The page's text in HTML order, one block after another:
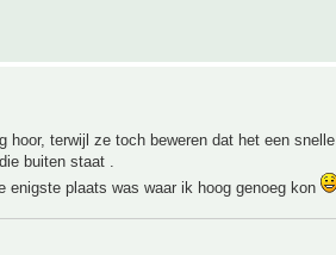
hoor, terwijl ze toch beweren dat het een snelle
buiten staat .
enigste plaats was waar ik hoog genoeg kon